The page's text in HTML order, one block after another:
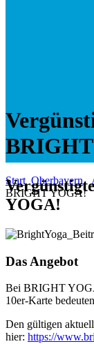
Start Oberbayern
BRIGHT YOGA!
YOGA!
Das Angebot
Bei BRIGHT
10er-Karte
Den gültigen
hier: https://